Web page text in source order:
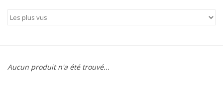
Aucun produit n'a été trouvé...